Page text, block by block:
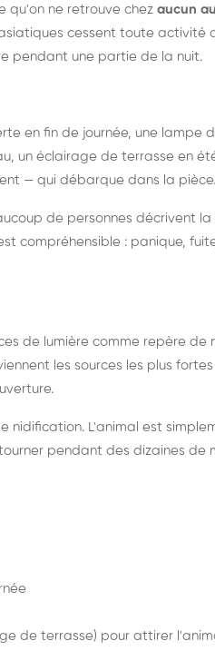
qu'on ne retrouve chez aucun
cessent toute activité
pendant une partie de la nuit.
en fin de journée, une lampe
un éclairage de terrasse en
— qui débarque dans la pièce.
de personnes décrivent la
compréhensible : panique,
de lumière comme repère de
les sources les plus
L'animal est
pendant des dizaines de
de terrasse) pour attirer